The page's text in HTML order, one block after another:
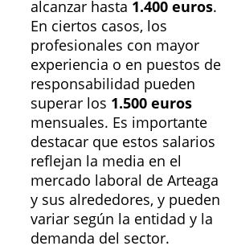
alcanzar hasta 1.400 euros.
En ciertos casos, los
profesionales con mayor
experiencia o en puestos de
responsabilidad pueden
superar los 1.500 euros
mensuales. Es importante
destacar que estos salarios
reflejan la media en el
mercado laboral de Arteaga
y sus alrededores, y pueden
variar según la entidad y la
demanda del sector.